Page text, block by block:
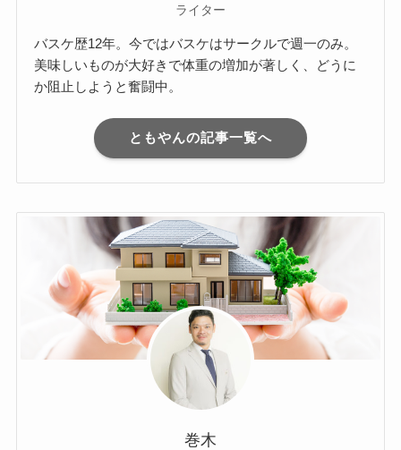
ライター
バスケ歴12年。今ではバスケはサークルで週一のみ。
美味しいものが大好きで体重の増加が著しく、どうに
か阻止しようと奮闘中。
ともやんの記事一覧へ
巻木